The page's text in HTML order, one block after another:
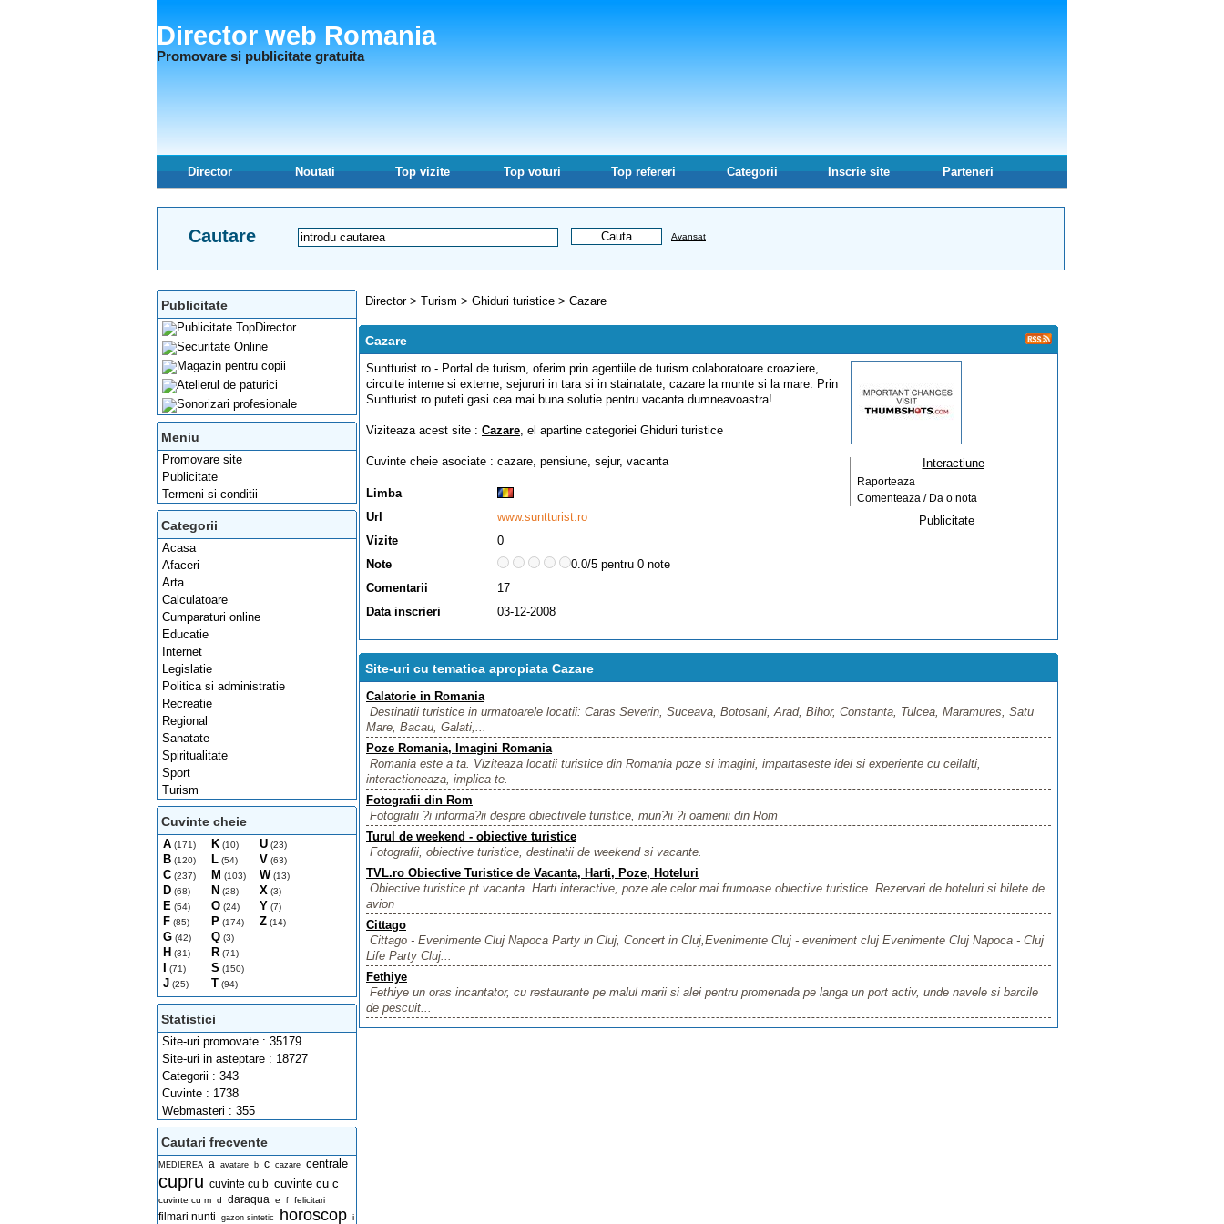
Director web Romania
Promovare si publicitate gratuita
Director Noutati Top vizite Top voturi Top refereri Categorii Inscrie site Parteneri
Cautare Avansat
Publicitate
Meniu
Promovare site
Publicitate
Termeni si conditii
Categorii
Acasa
Afaceri
Arta
Calculatoare
Cumparaturi online
Educatie
Internet
Legislatie
Politica si administratie
Recreatie
Regional
Sanatate
Spiritualitate
Sport
Turism
Cuvinte cheie
A (171)
B (120)
C (237)
D (68)
E (54)
F (85)
G (42)
H (31)
(71)
J (25)
K (10)
L (54)
M (103)
N (28)
O (24)
P (174)
Q (3)
R (71)
S (150)
T (94)
U (23)
V (63)
W (13)
X (3)
Y (7)
Z (14)
Statistici
Site-uri promovate : 35179
Site-uri in asteptare : 18727
Categorii : 343
Cuvinte : 1738
Webmasteri : 355
Cautari frecvente
MEDIEREA a avatare b c cazare centrale
cupru cuvinte cu b cuvinte cu c
cuvinte cu m d daraqua e f felicitari
filmari nunti gazon sintetic horoscop i
Director> Turism > Ghiduri turistice > Cazare
Cazare
Suntturist.ro - Portal de turism, oferim prin agentiile de turism colaboratoare croaziere,
circuite interne si externe, sejururi in tara si in stainatate, cazare la munte si la mare. Prin
Suntturist.ro puteti gasi cea mai buna solutie pentru vacanta dumneavoastra!
Viziteaza acest site : Cazare, el apartine categoriei Ghiduri turistice
Cuvinte cheie asociate : cazare, pensiune, sejur, vacanta
Limba
Url
www.suntturist.ro
Vizite
0
Note
0.0/5 pentru 0 note
Comentarii
17
Data inscrieri
03-12-2008
Interactiune
Raporteaza
Comenteaza / Da o nota
Publicitate
Site-uri cu tematica apropiata Cazare
Calatorie in Romania
Destinatii turistice in urmatoarele locatii: Caras Severin, Suceava, Botosani, Arad, Bihor, Constanta, Tulcea, Maramures, Satu
Mare, Bacau, Galati,...
Poze Romania, Imagini Romania
Romania este a ta. Viziteaza locatii turistice din Romania poze si imagini, impartaseste idei si experiente cu ceilalti,
interactioneaza, implica-te.
Fotografii din Rom
Fotografii ?i informa?ii despre obiectivele turistice, mun?ii ?i oamenii din Rom
Turul de weekend - obiective turistice
Fotografii, obiective turistice, destinatii de weekend si vacante.
TVL.ro Obiective Turistice de Vacanta, Harti, Poze, Hoteluri
Obiective turistice pt vacanta. Harti interactive, poze ale celor mai frumoase obiective turistice. Rezervari de hoteluri si bilete de
avion
Cittago
Cittago - Evenimente Cluj Napoca Party in Cluj, Concert in Cluj,Evenimente Cluj - eveniment cluj Evenimente Cluj Napoca - Cluj
Life Party Cluj...
Fethiye
Fethiye un oras incantator, cu restaurante pe malul marii si alei pentru promenada pe langa un port activ, unde navele si barcile
de pescuit...